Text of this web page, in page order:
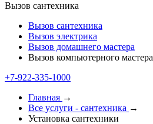
Вызов сантехника
Вызов сантехника
Вызов электрика
Вызов домашнего мастера
Вызов компьютерного мастера
+7-922-335-1000
Главная →
Все услуги - cантехника →
Установка сантехники